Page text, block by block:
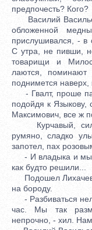
предпочесть? Кого?
Василий
обложенной
прислушивался, - в
С утра, не пивши,
товарищи и
лаются, поминают
поднимется наверх,
- Гвалт, проше
подойдя к Языкову,
Максимович, все ж
Курчавый,
румяно, сладко
запотел, пах
- И владыка и мы
как будто решили...
Подошел Лихачев,
на бороду.
- Разбиваться
час. Мы так
непрочно, - хил.